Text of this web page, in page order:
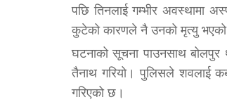
पछि तिनलाई गम्भीर अवस्थामा
कुटेको कारणले नै उनको मृत्यु भएको
घटनाको सूचना पाउनसाथ बोलपुर
तैनाथ गरियो। पुलिसले शवलाई
गरिएको छ।